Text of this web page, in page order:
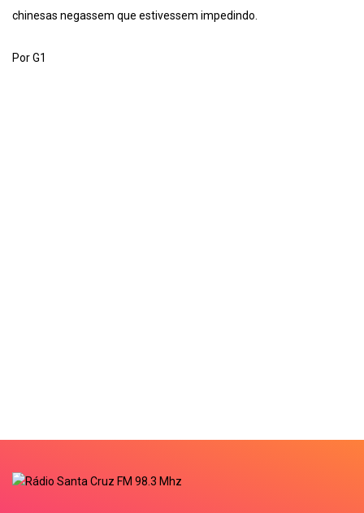
chinesas negassem que estivessem impedindo.
Por G1